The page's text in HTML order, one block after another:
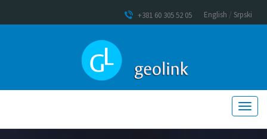
+381 60 305 52 05 English / Srpski